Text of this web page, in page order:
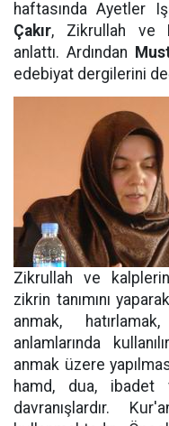
haftasında Ayetler
Çakır, Zikrullah ve
anlattı. Ardından
edebiyat dergilerini
Zikrullah ve
zikrin tanımını
anmak,
anlamlarında
anmak üzere
hamd, dua,
davranışlardır.